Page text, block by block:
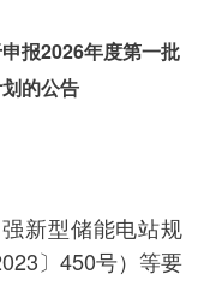
报2026年度第一批
的公告
新型储能电站规
〕450号）等要